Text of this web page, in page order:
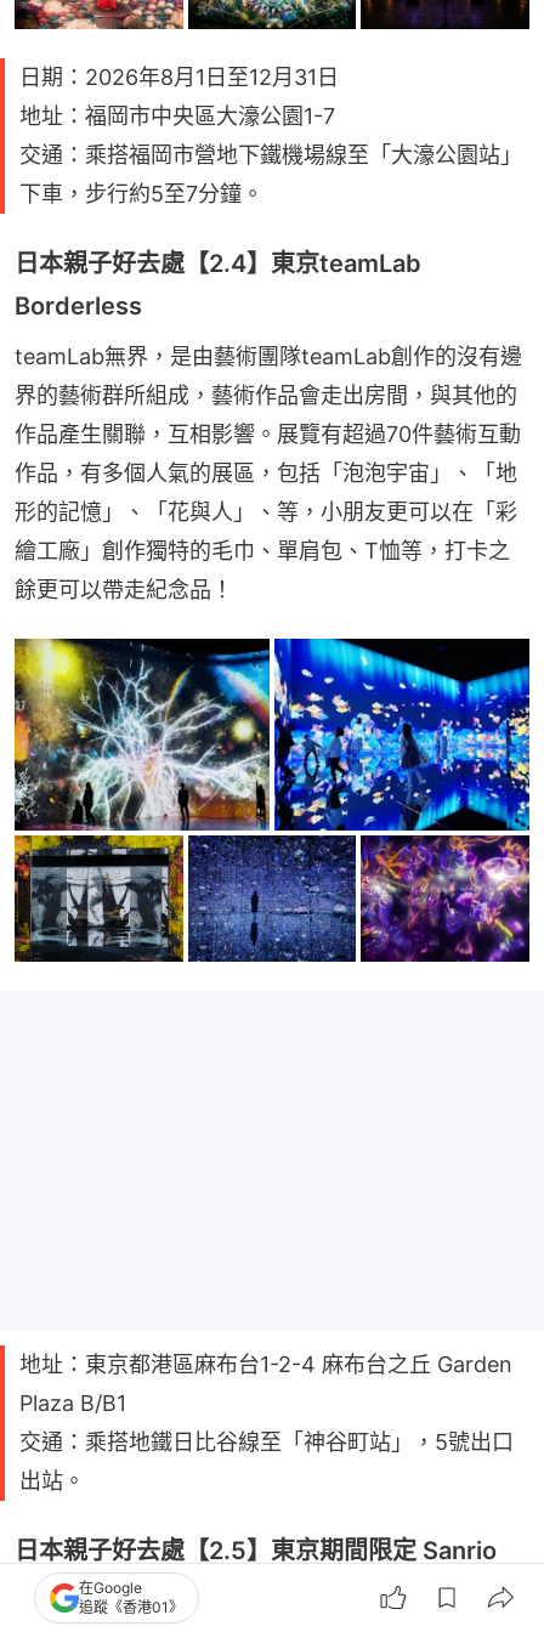
日期：2026年8月1日至12月31日
地址：福岡市中央區大濠公園1-7
交通：乘搭福岡市營地下鐵機場線至「大濠公園站」
下車，步行約5至7分鐘。
日本親子好去處【2.4】東京teamLab
Borderless
teamLab無界，是由藝術團隊teamLab創作的沒有邊
界的藝術群所組成，藝術作品會走出房間，與其他的
作品產生關聯，互相影響。展覽有超過70件藝術互動
作品，有多個人氣的展區，包括「泡泡宇宙」、「地
形的記憶」、「花與人」、等，小朋友更可以在「彩
繪工廠」創作獨特的毛巾、單肩包、T恤等，打卡之
餘更可以帶走紀念品！
地址：東京都港區麻布台1-2-4 麻布台之丘 Garden
Plaza B/B1
交通：乘搭地鐵日比谷線至「神谷町站」，5號出口
出站。
日本親子好去處【2.5】東京期間限定 Sanrio
characters Exhibition Hotel Floria
在Google
追蹤《香港01》